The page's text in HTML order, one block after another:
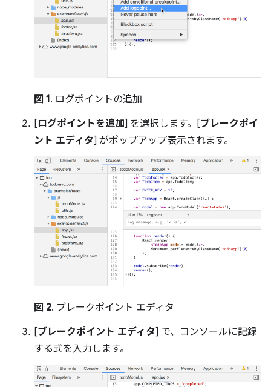
図 1. ログポイントの追加
[ログポイントを追加] を選択します。[ブレークポイ
ント エディタ] がポップアップ表示されます。
図 2. ブレークポイント エディタ
[ブレークポイント エディタ] で、コンソールに記録
する式を入力します。